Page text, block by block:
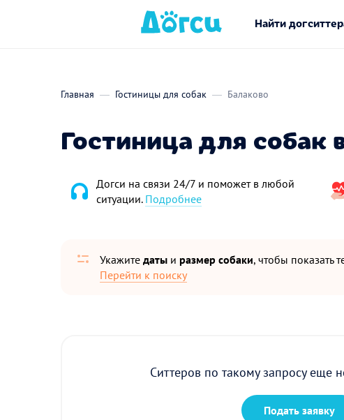
Найти
Главная Гостиницы для собак Балаково
Гостиница для собак
Догси на связи 24/7 и поможет в любой
ситуации. Подробнее
Укажите даты и размер собаки, чтобы показать
Перейти к поиску
Ситтеров по такому запросу еще
Подать заявку